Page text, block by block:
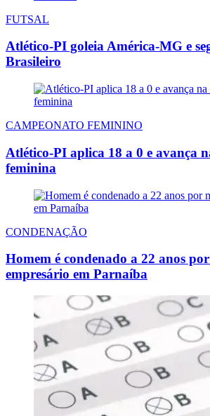
FUTSAL
Atlético-PI goleia América-MG e
Brasileiro
CAMPEONATO FEMININO
Atlético-PI aplica 18 a 0 e avança
feminina
CONDENAÇÃO
Homem é condenado a 22 anos
empresário em Parnaíba